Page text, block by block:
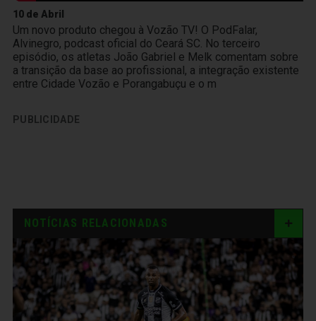
10 de Abril
Um novo produto chegou à Vozão TV! O PodFalar,
Alvinegro, podcast oficial do Ceará SC. No terceiro
episódio, os atletas João Gabriel e Melk comentam sobre
a transição da base ao profissional, a integração existente
entre Cidade Vozão e Porangabuçu e o m
PUBLICIDADE
NOTÍCIAS RELACIONADAS